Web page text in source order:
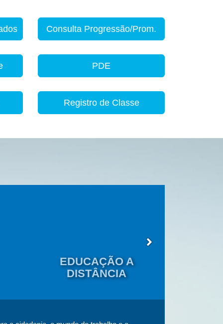
Consulta Progressão/Prom.
PDE
Registro de Classe
EDUCAÇÃO A
DISTÂNCIA